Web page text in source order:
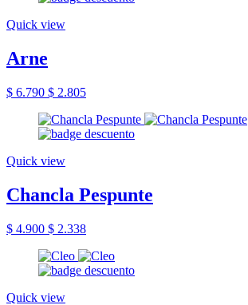
Quick view
Arne
$ 6.790 $ 2.805
Quick view
Chancla Pespunte
$ 4.900 $ 2.338
Quick view